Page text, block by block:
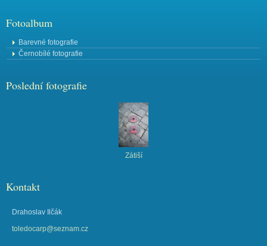
Fotoalbum
Barevné fotografie
Černobílé fotografie
Poslední fotografie
Zátiší
Kontakt
Drahoslav Ilčák
toledocarp@seznam.cz